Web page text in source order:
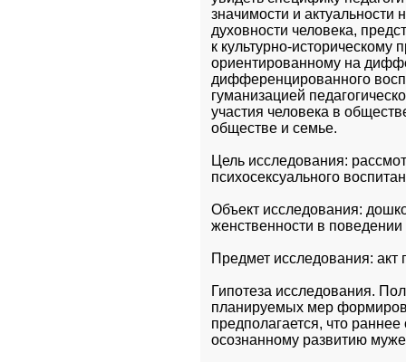
значимости и актуальности
духовности человека,
к культурно-
ориентированному на
дифференцированного
гуманизацией
участия человека в
обществе и семье.
Цель исследования:
психосексуального
Объект исследования:
женственности в поведении
Предмет исследования: акт
Гипотеза исследования.
планируемых мер
предполагается, что
осознанному развитию